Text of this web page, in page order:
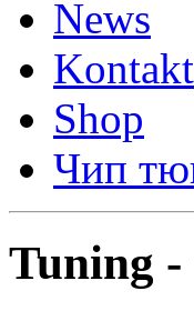
News
Kontakt
Shop
Чип
Tuning -